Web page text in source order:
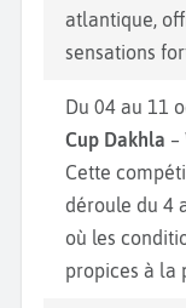
atlantique,
sensations
Du 04 au 11
Cup Dakhla –
Cette
déroule du 4
où les
propices à la